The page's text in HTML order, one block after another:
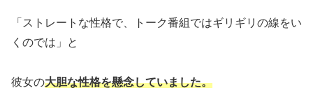
「ストレートな性格で、トーク番組ではギリギリの線をい
くのでは」と
彼女の大胆な性格を懸念していました。